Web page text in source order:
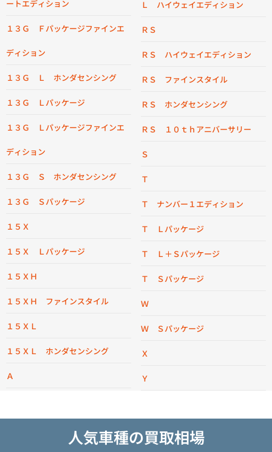
ートエディション
１３Ｇ Ｆパッケージファインエ
ディション
１３Ｇ Ｌ ホンダセンシング
１３Ｇ Ｌパッケージ
１３Ｇ Ｌパッケージファインエ
ディション
１３Ｇ Ｓ ホンダセンシング
１３Ｇ Ｓパッケージ
１５Ｘ
１５Ｘ Ｌパッケージ
１５ＸＨ
１５ＸＨ ファインスタイル
１５ＸＬ
１５ＸＬ ホンダセンシング
Ａ
Ｌ ハイウェイエディション
ＲＳ
ＲＳ ハイウェイエディション
ＲＳ ファインスタイル
ＲＳ ホンダセンシング
ＲＳ １０ｔｈアニバーサリー
Ｓ
Ｔ
Ｔ ナンバー１エディション
Ｔ Ｌパッケージ
Ｔ Ｌ＋Ｓパッケージ
Ｔ Ｓパッケージ
Ｗ
Ｗ Ｓパッケージ
Ｘ
Ｙ
人気車種の買取相場